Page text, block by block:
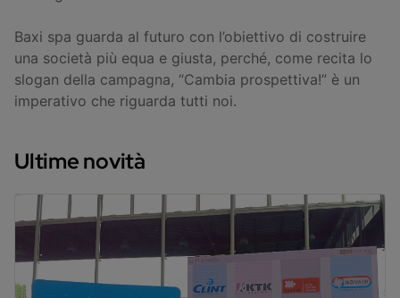
Baxi spa guarda al futuro con l’obiettivo di costruire
una società più equa e giusta, perché, come recita lo
slogan della campagna, “Cambia prospettiva!” è un
imperativo che riguarda tutti noi.
Ultime novità